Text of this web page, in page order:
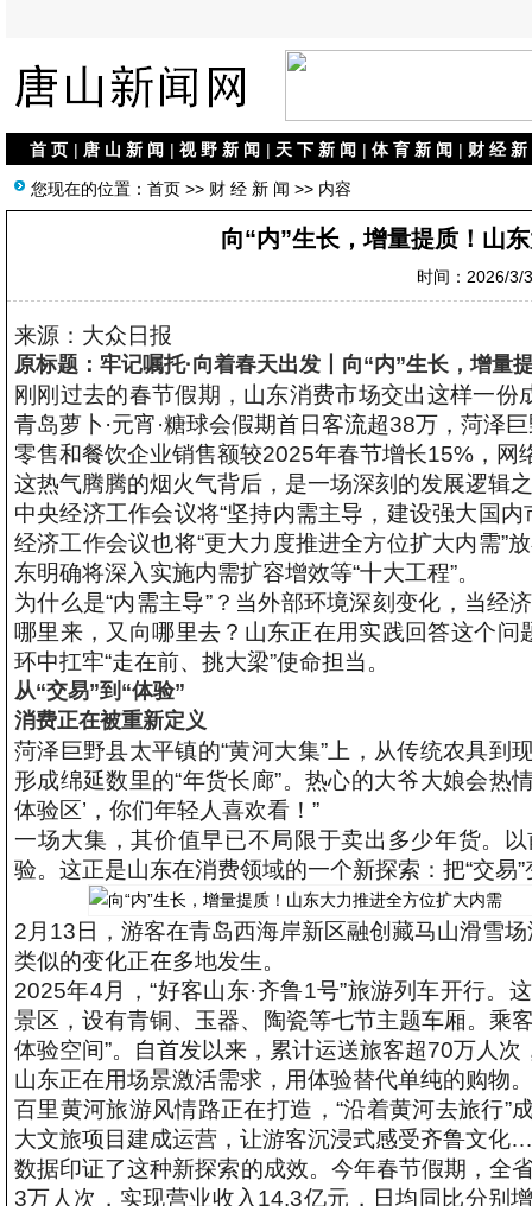
首 页 | 唐 山 新 闻 | 视 野 新 闻 | 天 下 新 闻 | 体 育 新 闻 | 财 经 新
您现在的位置： 首页 >> 财 经 新 闻 >> 内容
向“内”生长，增量提质！山
时间：2026/3/
来源：大众日报
原标题：牢记嘱托·向着春天出发丨向“内”生长，增量
刚刚过去的春节假期，山东消费市场交出这样一
青岛萝卜·元宵·糖球会假期首日客流超38万，菏泽
零售和餐饮企业销售额较2025年春节增长15%，网
这热气腾腾的烟火气背后，是一场深刻的发展逻辑
中央经济工作会议将“坚持内需主导，建设强大国
经济工作会议也将“更大力度推进全方位扩大内需”
东明确将深入实施内需扩容增效等“十大工程”。
为什么是“内需主导”？当外部环境深刻变化，当经
哪里来，又向哪里去？山东正在用实践回答这个
环中扛牢“走在前、挑大梁”使命担当。
从“交易”到“体验”
消费正在被重新定义
菏泽巨野县太平镇的“黄河大集”上，从传统农具
形成绵延数里的“年货长廊”。热心的大爷大娘会热
体验区’，你们年轻人喜欢看！”
一场大集，其价值早已不局限于卖出多少年货。
验。这正是山东在消费领域的一个新探索：把“交易”
2月13日，游客在青岛西海岸新区融创藏马山滑雪
类似的变化正在多地发生。
2025年4月，“好客山东·齐鲁1号”旅游列车开行
景区，设有青铜、玉器、陶瓷等七节主题车厢。乘
体验空间”。自首发以来，累计运送旅客超70万人
山东正在用场景激活需求，用体验替代单纯的购物。
百里黄河旅游风情路正在打造，“沿着黄河去旅行
大文旅项目建成运营，让游客沉浸式感受齐鲁文
数据印证了这种新探索的成效。今年春节假期，全
3万人次，实现营业收入14.3亿元，日均同比分别